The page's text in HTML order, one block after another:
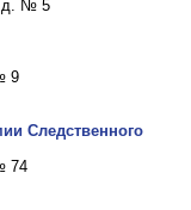
д. № 5
9
Следственного
74